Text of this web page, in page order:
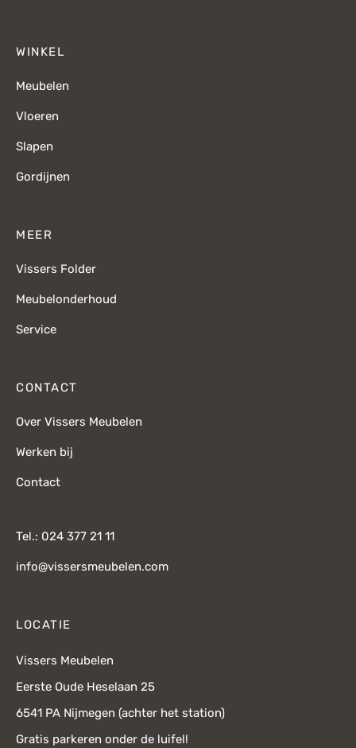
WINKEL
Meubelen
Vloeren
Slapen
Gordijnen
MEER
Vissers Folder
Meubelonderhoud
Service
CONTACT
Over Vissers Meubelen
Werken bij
Contact
Tel.: 024 377 21 11
info@vissersmeubelen.com
LOCATIE
Vissers Meubelen
Eerste Oude Heselaan 25
6541 PA Nijmegen (achter het station)
Gratis parkeren onder de luifel!